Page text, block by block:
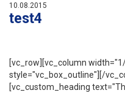
10.08.2015
test4
[vc_row][vc_column
style="vc_box_outline"][/
[vc_custom_heading